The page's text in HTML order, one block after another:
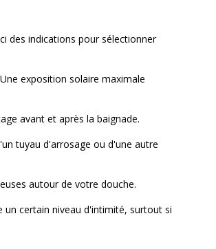
des indications pour sélectionner
exposition solaire maximale
avant et après la baignade.
tuyau d'arrosage ou d'une autre
autour de votre douche.
certain niveau d'intimité, surtout si